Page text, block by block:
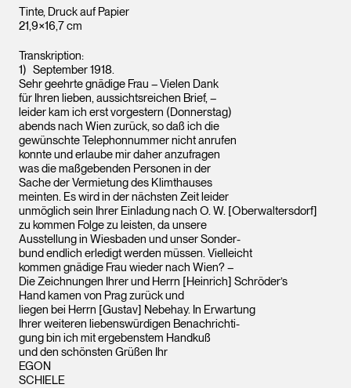
Tinte, Druck auf Papier
21,9×16,7 cm
Transkription:
September 1918.
Sehr geehrte gnädige Frau – Vielen Dank
für Ihren lieben, aussichtsreichen Brief, –
leider kam ich erst vorgestern (Donnerstag)
abends nach Wien zurück, so daß ich die
gewünschte Telephonnummer nicht anrufen
konnte und erlaube mir daher anzufragen
was die maßgebenden Personen in der
Sache der Vermietung des Klimthauses
meinten. Es wird in der nächsten Zeit leider
unmöglich sein Ihrer Einladung nach O. W. [Oberwaltersdorf]
zu kommen Folge zu leisten, da unsere
Ausstellung in Wiesbaden und unser Sonder-
bund endlich erledigt werden müssen. Vielleicht
kommen gnädige Frau wieder nach Wien? –
Die Zeichnungen Ihrer und Herrn [Heinrich] Schröder’s
Hand kamen von Prag zurück und
liegen bei Herrn [Gustav] Nebehay. In Erwartung
Ihrer weiteren liebenswürdigen Benachrichti-
gung bin ich mit ergebenstem Handkuß
und den schönsten Grüßen Ihr
EGON
SCHIELE